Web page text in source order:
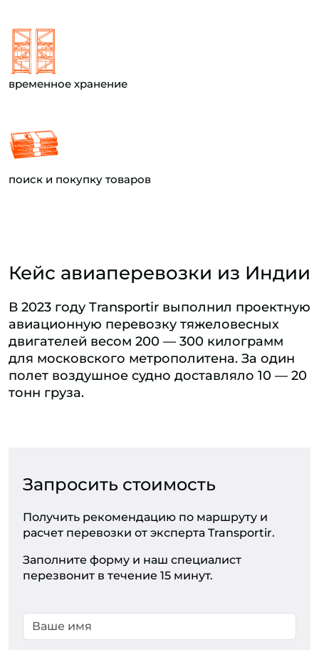
временное хранение
поиск и покупку товаров
Кейс авиаперевозки из Индии
В 2023 году Transportir выполнил проектную
авиационную перевозку тяжеловесных
двигателей весом 200 — 300 килограмм
для московского метрополитена. За один
полет воздушное судно доставляло 10 — 20
тонн груза.
Запросить стоимость
Получить рекомендацию по маршруту и
расчет перевозки от эксперта Transportir.
Заполните форму и наш специалист
перезвонит в течение 15 минут.